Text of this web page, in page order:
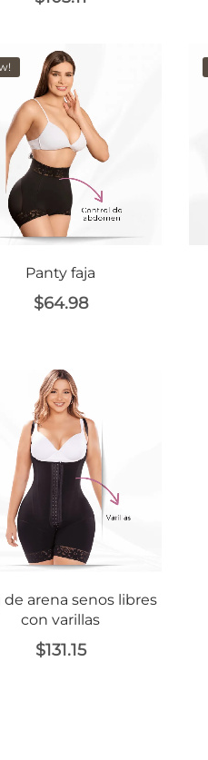
Panty faja
$64.98
de arena senos libres
con varillas
$131.15